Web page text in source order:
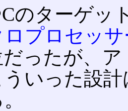
のターゲッ
ロプロセッ
だったが、
いった設